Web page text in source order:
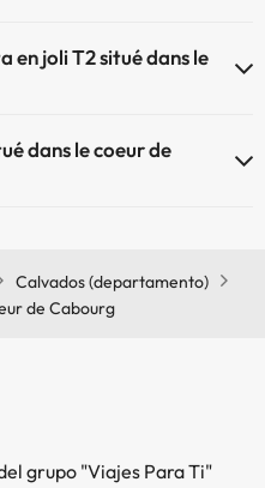
en joli T2 situé dans le
dans le coeur de
Calvados (departamento)
de Cabourg
grupo "Viajes Para Ti"